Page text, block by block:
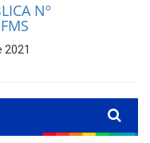
Nº
2021